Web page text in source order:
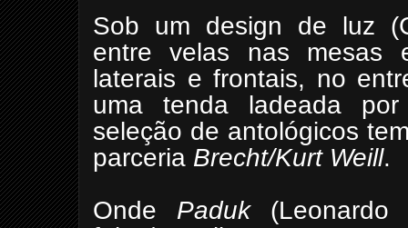
Sob um design de luz
entre velas nas mesas
laterais e frontais, no
uma tenda ladeada
seleção de antológicos
parceria Brecht/Kurt Weill.
Onde Paduk(Leonardo